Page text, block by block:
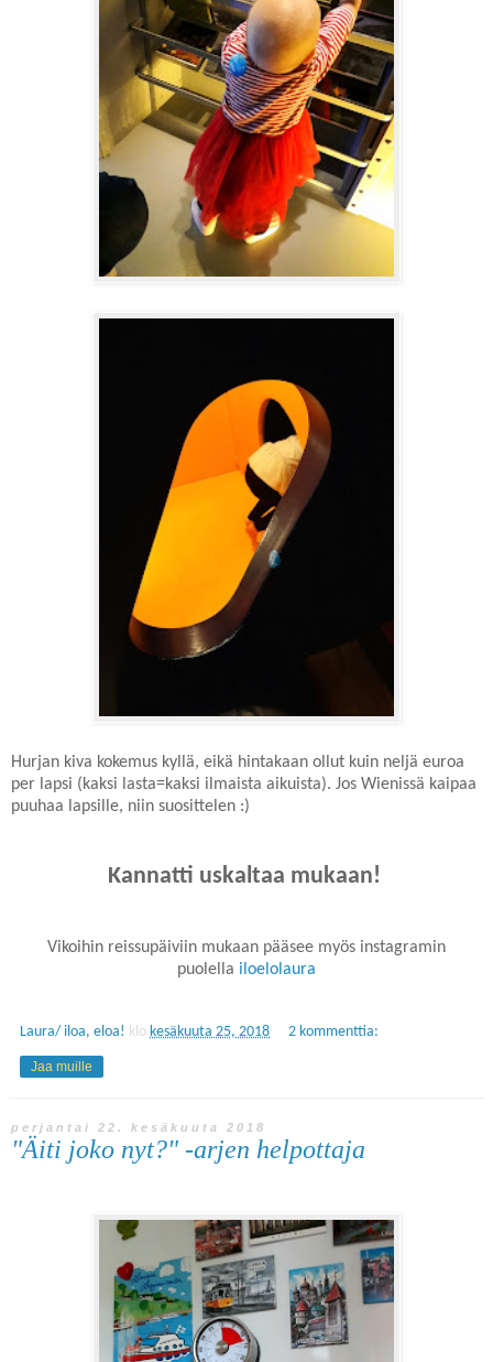
Hurjan kiva kokemus kyllä, eikä hintakaan ollut kuin neljä euroa
per lapsi (kaksi lasta=kaksi ilmaista aikuista). Jos Wienissä kaipaa
puuhaa lapsille, niin suosittelen :)
Kannatti uskaltaa mukaan!
Vikoihin reissupäiviin mukaan pääsee myös instagramin
puolella iloelolaura
Laura/ iloa, eloa! klo kesäkuuta 25, 2018 2 kommenttia:
Jaa muille
perjantai 22. kesäkuuta 2018
"Äiti joko nyt?" -arjen helpottaja